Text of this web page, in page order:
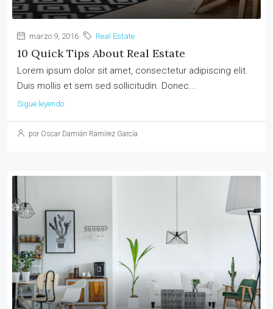
marzo 9, 2016 Real Estate
10 Quick Tips About Real Estate
Lorem ipsum dolor sit amet, consectetur adipiscing elit.
Duis mollis et sem sed sollicitudin. Donec...
Sigue leyendo
por Oscar Damián Ramírez García